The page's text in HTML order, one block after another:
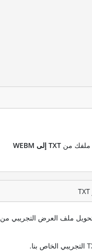
TXT إلى WEBM
ملف العرض التجريبي من
.